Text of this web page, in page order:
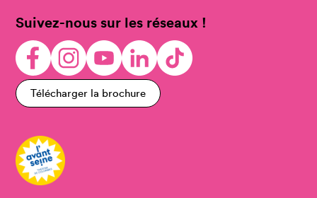
Suivez-nous sur les réseaux !
Télécharger la brochure